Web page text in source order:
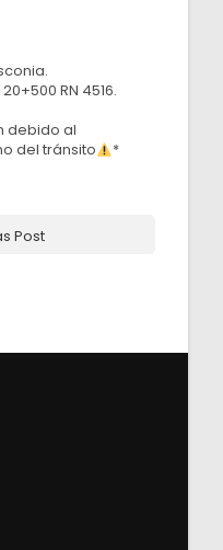
RN 4516.
debido al
del tránsito
*
Post